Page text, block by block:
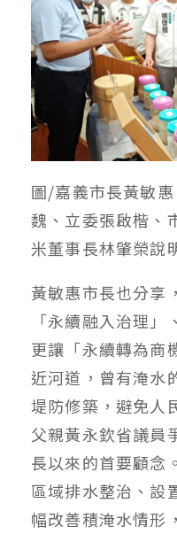
圖/嘉義市長黃敏
魏、立委張啟楷、
米董事長林肇榮說
黃敏惠市長也分享
「永續融入治理」
更讓「永續轉為商
近河道，曾有淹水
堤防修築，避免人
父親黃永欽省議員
長以來的首要顧念
區域排水整治、設
幅改善積淹水情形